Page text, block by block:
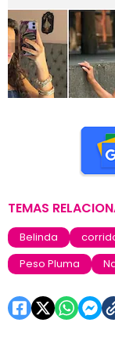
TEMAS
Belinda
Peso Pluma